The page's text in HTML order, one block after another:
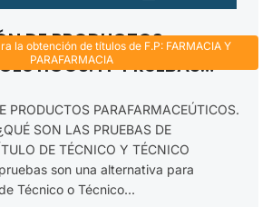
la obtención de títulos de F.P: FARMACIA Y
PARAFARMACIA
DE PRODUCTOS
FP PRUEBAS
2025-2026
PRODUCTOS PARAFARMACEÚTICOS.
SON LAS PRUEBAS DE
DE TÉCNICO Y TÉCNICO
son una alternativa para
Técnico o Técnico...